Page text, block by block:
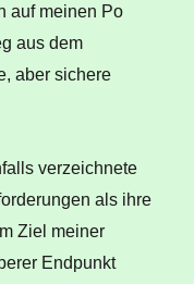
auf meinen Po
aus dem
aber sichere
verzeichnete
als ihre
Ziel meiner
Endpunkt